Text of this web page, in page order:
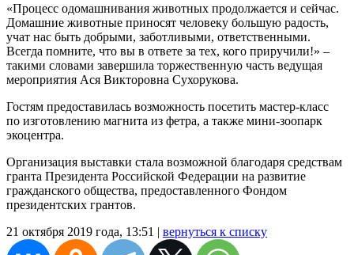
«Процесс одомашнивания животных продолжается и сейчас.
Домашние животные приносят человеку большую радость,
учат нас быть добрыми, заботливыми, ответственными.
Всегда помните, что вы в ответе за тех, кого приручили!» –
такими словами завершила торжественную часть ведущая
мероприятия Ася Викторовна Сухорукова.
Гостям предоставилась возможность посетить мастер-класс
по изготовлению магнита из фетра, а также мини-зоопарк
экоцентра.
Организация выставки стала возможной благодаря средствам
гранта Президента Российской Федерации на развитие
гражданского общества, предоставленного Фондом
президентских грантов.
21 октября 2019 года, 13:51 | вернуться к списку